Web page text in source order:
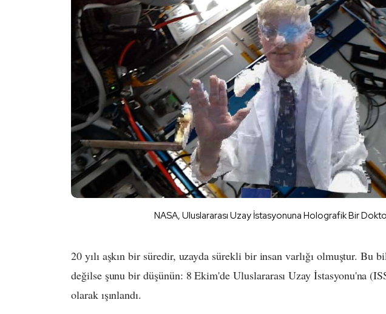
NASA, Uluslararası Uzay İstasyonuna Holografik Bir
20 yılı aşkın bir süredir, uzayda sürekli bir insan varlığı olmuştur. Bu
değilse şunu bir düşünün: 8 Ekim'de Uluslararası Uzay İstasyonu'na
olarak ışınlandı.